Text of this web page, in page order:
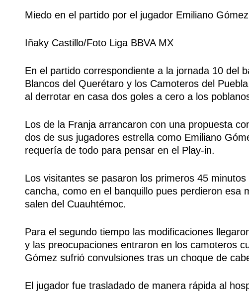
Miedo en el partido por el jugador Emiliano Gómez
Iñaky Castillo/Foto Liga BBVA MX
En el partido correspondiente a la jornada 10 del
Blancos del Querétaro y los Camoteros del
al derrotar en casa dos goles a cero a los
Los de la Franja arrancaron con una propuesta
dos de sus jugadores estrella como Emiliano
requería de todo para pensar en el Play-in.
Los visitantes se pasaron los primeros 45
cancha, como en el banquillo pues perdieron esa
salen del Cuauhtémoc.
Para el segundo tiempo las modificaciones
y las preocupaciones entraron en los camoteros
Gómez sufrió convulsiones tras un choque de
El jugador fue trasladado de manera rápida al